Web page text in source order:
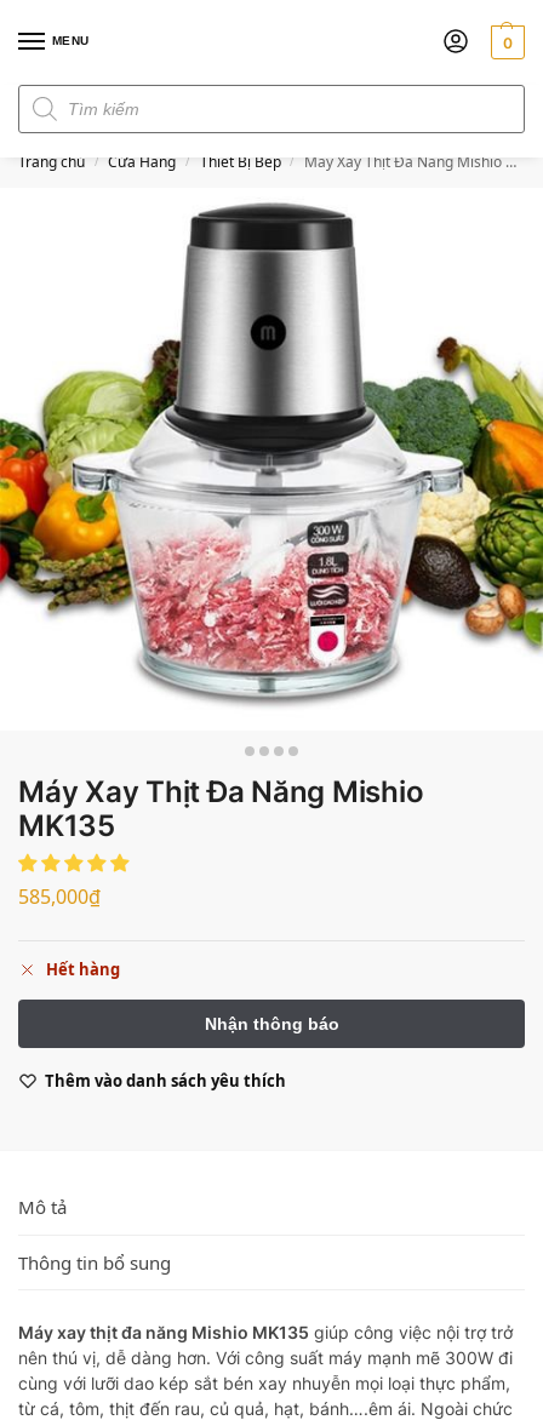
MENU 0
Trang chủ / Cửa Hàng / Thiết Bị Bếp / Máy Xay Thịt Đa Năng Mishio MK135
Máy Xay Thịt Đa Năng Mishio
MK135
585,000₫
Hết hàng
Thêm vào danh sách yêu thích
Mô tả
Thông tin bổ sung
Máy xay thịt đa năng Mishio MK135 giúp công việc nội trợ trở
nên thú vị, dễ dàng hơn. Với công suất máy mạnh mẽ 300W đi
cùng với lưỡi dao kép sắt bén xay nhuyễn mọi loại thực phẩm,
từ cá, tôm, thịt đến rau, củ quả, hạt, bánh….êm ái. Ngoài chức